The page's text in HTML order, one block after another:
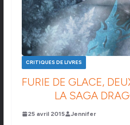
CRITIQUES DE LIVRES
FURIE DE GLACE,
LA SAGA
25 avril 2015 Jennifer